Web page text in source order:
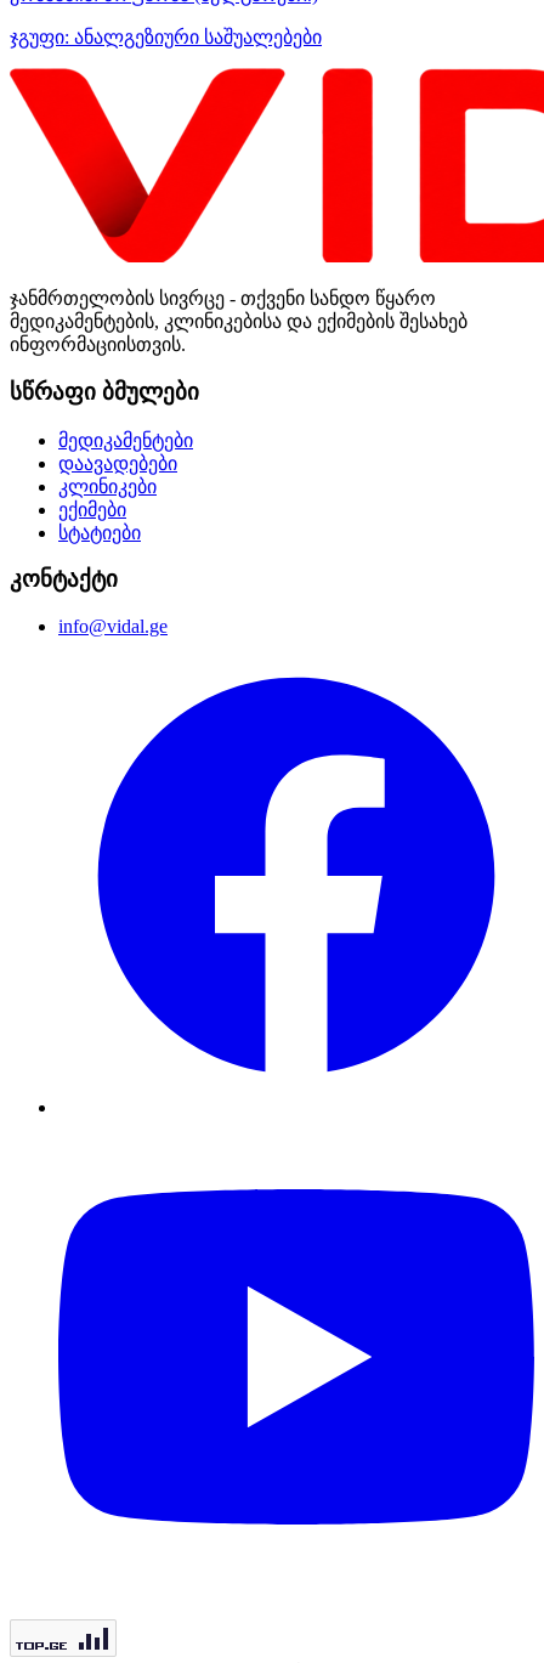
ჯგუფი: ანალგეზიური საშუალებები
ჯანმრთელობის სივრცე - თქვენი სანდო წყარო
მედიკამენტების, კლინიკებისა და ექიმების შესახებ
ინფორმაციისთვის.
სწრაფი ბმულები
მედიკამენტები
დაავადებები
კლინიკები
ექიმები
სტატიები
კონტაქტი
info@vidal.ge